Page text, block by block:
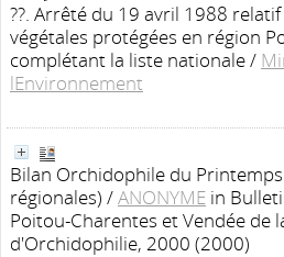
??. Arrêté du 19 avril 1988
végétales protégées en région
complétant la liste nationale/
lEnvironnement
Bilan Orchidophile du
régionales) /ANONYME in
Poitou-Charentes et Vendée de
d'Orchidophilie, 2000 (2000)